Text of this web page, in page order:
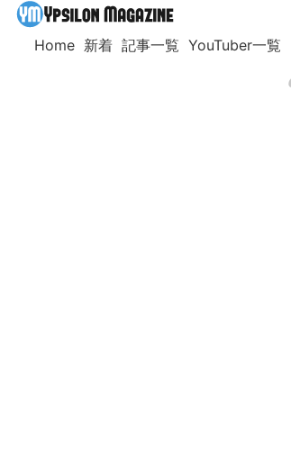
Home 新着 記事一覧 YouTuber一覧